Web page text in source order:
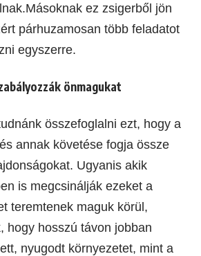
ez zsigerből jön
párhuzamosan több feladatot
egyszerre.
önmagukat
összefoglalni ezt, hogy a
annak követése fogja össze
Ugyanis akik
is megcsinálják ezeket a
teremtenek maguk körül,
hogy hosszú távon jobban
nyugodt környezetet, mint a